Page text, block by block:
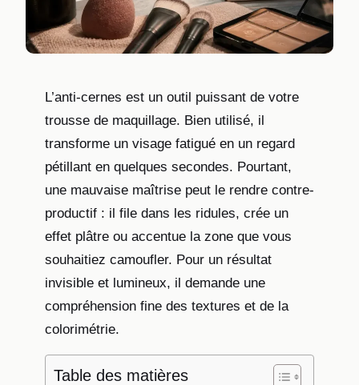
L’anti-cernes est un outil puissant de votre
trousse de maquillage. Bien utilisé, il
transforme un visage fatigué en un regard
pétillant en quelques secondes. Pourtant,
une mauvaise maîtrise peut le rendre contre-
productif : il file dans les ridules, crée un
effet plâtre ou accentue la zone que vous
souhaitiez camoufler. Pour un résultat
invisible et lumineux, il demande une
compréhension fine des textures et de la
colorimétrie.
Table des matières